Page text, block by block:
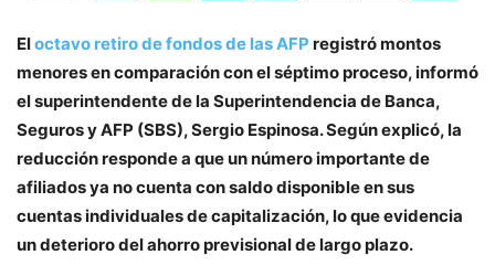
Eloctavo retiro de fondos de las AFP registró montos
menores en comparación con el séptimo proceso, informó
el superintendente de la Superintendencia de Banca,
Seguros y AFP (SBS), Sergio Espinosa. Según explicó, la
reducción responde a que un número importante de
afiliados ya no cuenta con saldo disponible en sus
cuentas individuales de capitalización, lo que evidencia
un deterioro del ahorro previsional de largo plazo.